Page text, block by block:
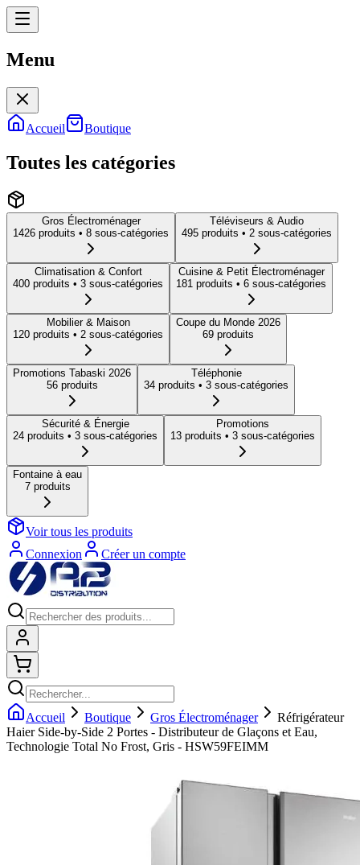
Menu
Accueil Boutique
Toutes les catégories
Gros Électroménager
1426 produits • 8 sous-catégories
Téléviseurs & Audio
495 produits • 2 sous-catégories
Climatisation & Confort
400 produits • 3 sous-catégories
Cuisine & Petit Électroménager
181 produits • 6 sous-catégories
Mobilier & Maison
120 produits • 2 sous-catégories
Coupe du Monde 2026
69 produits
Promotions Tabaski 2026
56produits
Téléphonie
34 produits • 3 sous-catégories
Sécurité & Énergie
24 produits • 3 sous-catégories
Promotions
13 produits • 3 sous-catégories
Fontaine à eau
7produits
Voir tous les produits
Connexion
Créer un compte
Accueil Boutique Gros Électroménager
Réfrigérateur
Haier Side-by-Side 2 Portes - Distributeur de Glaçons et Eau,
Technologie Total No Frost, Gris - HSW59FEIMM